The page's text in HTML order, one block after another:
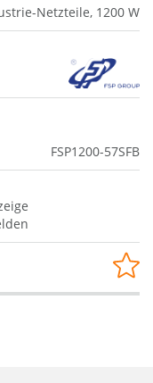
Netzteile, 1200 W
FSP1200-57SFB